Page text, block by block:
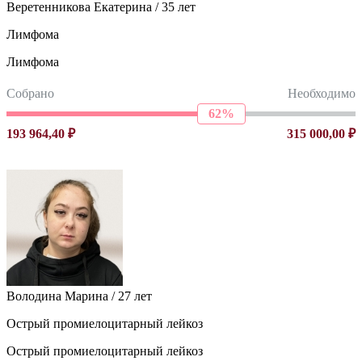
Веретенникова Екатерина / 35 лет
Лимфома
Лимфома
Собрано
Необходимо
62%
193 964,40 ₽
315 000,00 ₽
Володина Марина / 27 лет
Острый промиелоцитарный лейкоз
Острый промиелоцитарный лейкоз